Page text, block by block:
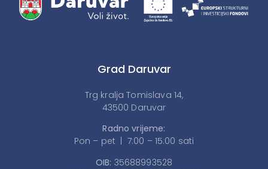
Grad Daruvar
Trg kralja Tomislava 14,
43500 Daruvar
Radno vrijeme:
Pon – pet | 7:00 – 15:00 sati
OIB: 35688993528